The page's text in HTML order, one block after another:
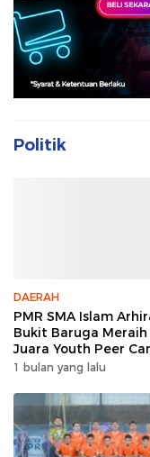
Politik
DAERAH
PMR SMA Islam
Bukit Baruga Meraih
Juara Youth Peer
2026
1 bulan yang lalu